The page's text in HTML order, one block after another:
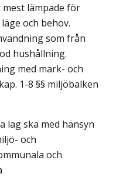
mest lämpade för
och behov.
som från
hushållning.
med mark- och
1-8 §§ miljöbalken
lag ska med hänsyn
och
och